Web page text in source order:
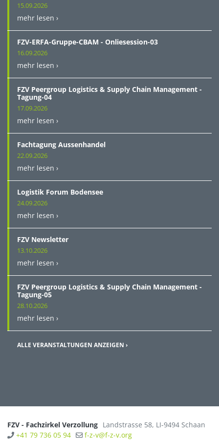
15.09.2026
mehr lesen ›
FZV-ERFA-Gruppe-CBAM - Onliesession-03
16.09.2026
mehr lesen ›
FZV Peergroup Logistics & Supply Chain Management -
Tagung-04
17.09.2026
mehr lesen ›
Fachtagung Aussenhandel
22.09.2026
mehr lesen ›
Logistik Forum Bodensee
24.09.2026
mehr lesen ›
FZV Newsletter
13.10.2026
mehr lesen ›
FZV Peergroup Logistics & Supply Chain Management -
Tagung-05
28.10.2026
mehr lesen ›
ALLE VERANSTALTUNGEN ANZEIGEN ›
FZV - Fachzirkel Verzollung Landstrasse 58, LI-9494 Schaan
+41 79 736 05 94
f-z-v@f-z-v.org